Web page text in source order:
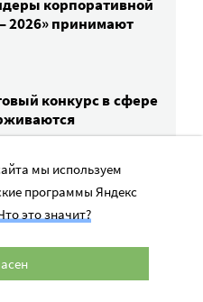
корпоративной
2026» принимают
конкурс в сфере
участием
в новой
семья. История
до 8 сентября
мы используем
программы Яндекс
это значит?